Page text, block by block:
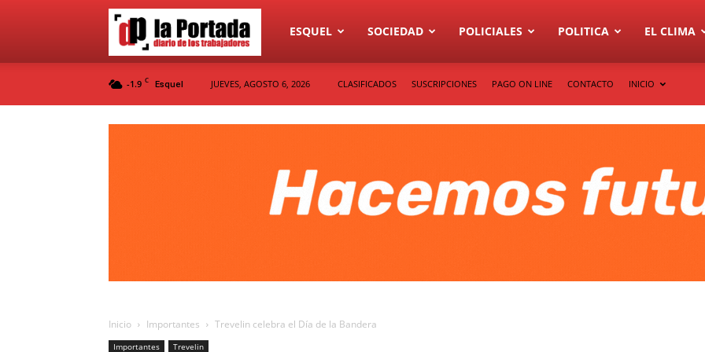
Diario
La
ESQUEL SOCIEDAD POLICIALES POLITICA EL CLIMA
-1.9 C Esquel JUEVES, AGOSTO 6, 2026 CLASIFICADOS SUSCRIPCIONES PAGO ON LINE CONTACTO INICIO
Inicio Importantes Trevelin celebra el Día de la Bandera
Importantes Trevelin